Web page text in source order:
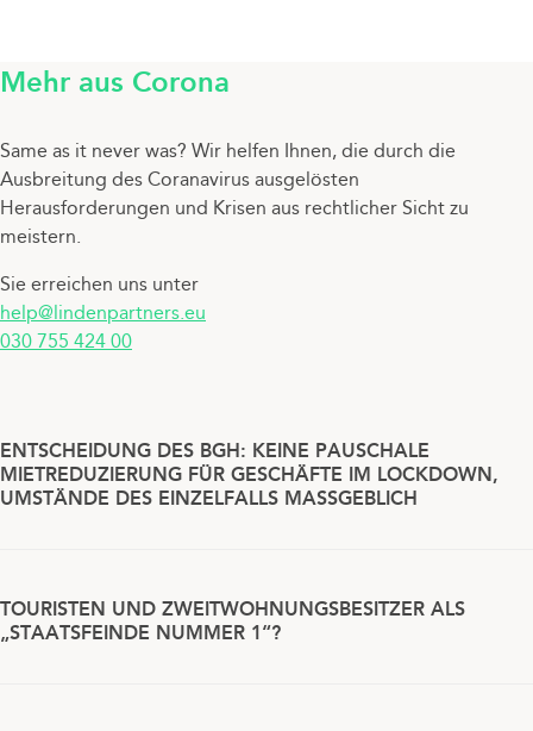
Mehr aus Corona
Same as it never was? Wir helfen Ihnen, die durch die
Ausbreitung des Coranavirus ausgelösten
Herausforderungen und Krisen aus rechtlicher Sicht zu
meistern.
Sie erreichen uns unter
help@lindenpartners.eu
030 755 424 00
ENTSCHEIDUNG DES BGH: KEINE PAUSCHALE
MIETREDUZIERUNG FÜR GESCHÄFTE IM LOCKDOWN,
UMSTÄNDE DES EINZELFALLS MASSGEBLICH
TOURISTEN UND ZWEITWOHNUNGSBESITZER ALS
„STAATSFEINDE NUMMER 1“?